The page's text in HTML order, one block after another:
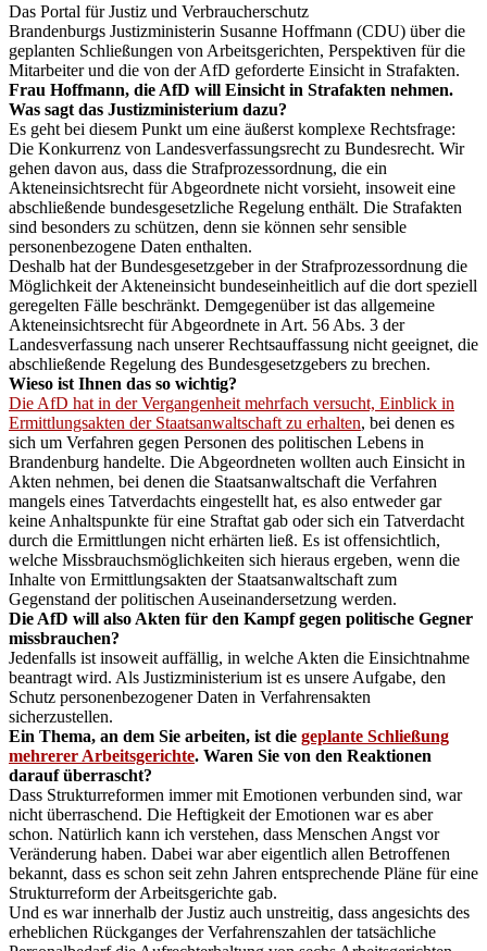
Das Portal für Justiz und Verbraucherschutz
Brandenburgs Justizministerin Susanne Hoffmann (CDU) über die
geplanten Schließungen von Arbeitsgerichten, Perspektiven für die
Mitarbeiter und die von der AfD geforderte Einsicht in Strafakten.
Frau Hoffmann, die AfD will Einsicht in Strafakten nehmen.
Was sagt das Justizministerium dazu?
Es geht bei diesem Punkt um eine äußerst komplexe Rechtsfrage:
Die Konkurrenz von Landesverfassungsrecht zu Bundesrecht. Wir
gehen davon aus, dass die Strafprozessordnung, die ein
Akteneinsichtsrecht für Abgeordnete nicht vorsieht, insoweit eine
abschließende bundesgesetzliche Regelung enthält. Die Strafakten
sind besonders zu schützen, denn sie können sehr sensible
personenbezogene Daten enthalten.
Deshalb hat der Bundesgesetzgeber in der Strafprozessordnung die
Möglichkeit der Akteneinsicht bundeseinheitlich auf die dort speziell
geregelten Fälle beschränkt. Demgegenüber ist das allgemeine
Akteneinsichtsrecht für Abgeordnete in Art. 56 Abs. 3 der
Landesverfassung nach unserer Rechtsauffassung nicht geeignet, die
abschließende Regelung des Bundesgesetzgebers zu brechen.
Wieso ist Ihnen das so wichtig?
Die AfD hat in der Vergangenheit mehrfach versucht, Einblick in
Ermittlungsakten der Staatsanwaltschaft zu erhalten, bei denen es
sich um Verfahren gegen Personen des politischen Lebens in
Brandenburg handelte. Die Abgeordneten wollten auch Einsicht in
Akten nehmen, bei denen die Staatsanwaltschaft die Verfahren
mangels eines Tatverdachts eingestellt hat, es also entweder gar
keine Anhaltspunkte für eine Straftat gab oder sich ein Tatverdacht
durch die Ermittlungen nicht erhärten ließ. Es ist offensichtlich,
welche Missbrauchsmöglichkeiten sich hieraus ergeben, wenn die
Inhalte von Ermittlungsakten der Staatsanwaltschaft zum
Gegenstand der politischen Auseinandersetzung werden.
Die AfD will also Akten für den Kampf gegen politische Gegner
missbrauchen?
Jedenfalls ist insoweit auffällig, in welche Akten die Einsichtnahme
beantragt wird. Als Justizministerium ist es unsere Aufgabe, den
Schutz personenbezogener Daten in Verfahrensakten
sicherzustellen.
Ein Thema, an dem Sie arbeiten, ist die geplante Schließung
mehrerer Arbeitsgerichte. Waren Sie von den Reaktionen
darauf überrascht?
Dass Strukturreformen immer mit Emotionen verbunden sind, war
nicht überraschend. Die Heftigkeit der Emotionen war es aber
schon. Natürlich kann ich verstehen, dass Menschen Angst vor
Veränderung haben. Dabei war aber eigentlich allen Betroffenen
bekannt, dass es schon seit zehn Jahren entsprechende Pläne für eine
Strukturreform der Arbeitsgerichte gab.
Und es war innerhalb der Justiz auch unstreitig, dass angesichts des
erheblichen Rückganges der Verfahrenszahlen der tatsächliche